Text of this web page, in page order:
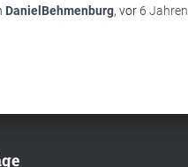
DanielBehmenburg, vor 6 Jahren